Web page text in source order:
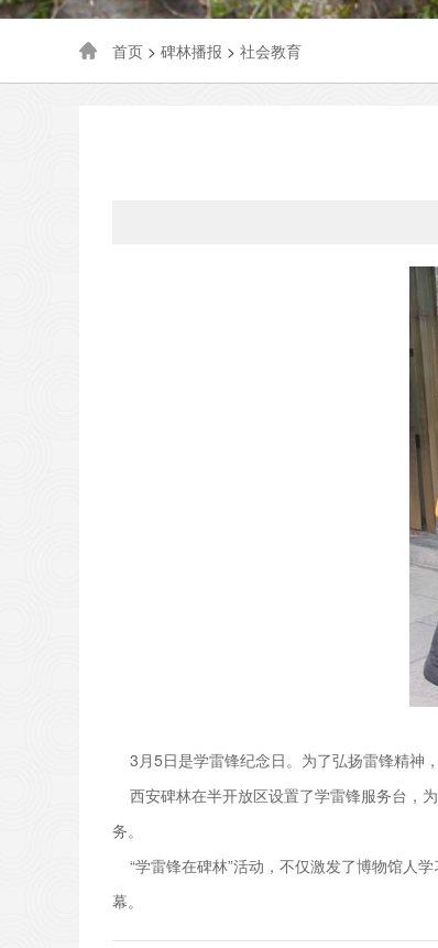
首页 > 碑林播报 > 社会教育
3月5日是学雷锋纪念日。为了弘扬雷锋精神
西安碑林在半开放区设置了学雷锋服务台，
务。
“学雷锋在碑林”活动，不仅激发了博物馆人
幕。